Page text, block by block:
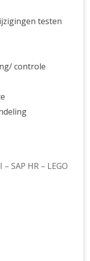
testen
controle
SAP HR – LEGO